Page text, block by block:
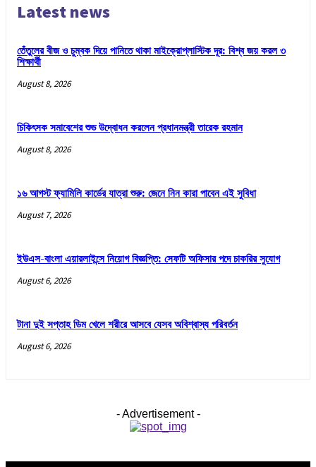
Latest news
তেঁতুলের বীজ ও চুম্বক দিয়ে পানিতে থাকা মাইক্রোপ্লাস্টিক দূর: বিশ্ব জয় করল ৩
শিক্ষার্থী
August 8, 2026
চিকিৎসক সমাবেশের শুভ উদ্বোধন করলেন প্রধানমন্ত্রী তারেক রহমান
August 8, 2026
১৬ আগস্ট ফ্যামিলি কার্ডের যাত্রা শুরু: জেনে নিন কারা পাবেন এই সুবিধা
August 7, 2026
ইউএস-বাংলা এয়ারলাইন্সে নিয়োগ বিজ্ঞপ্তি: সেফটি অফিসার পদে চাকরির সুযোগ
August 6, 2026
টানা দুই সপ্তাহ ডিম খেলে শরীরে আসবে যেসব অবিশ্বাস্য পরিবর্তন
August 6, 2026
- Advertisement -